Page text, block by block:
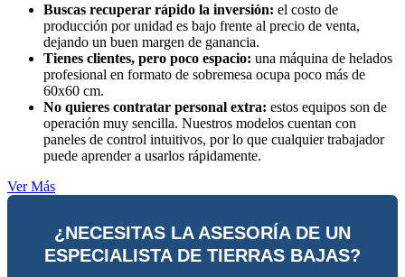
Buscas recuperar rápido la inversión: el costo de
producción por unidad es bajo frente al precio de venta,
dejando un buen margen de ganancia.
Tienes clientes, pero poco espacio: una máquina de helados
profesional en formato de sobremesa ocupa poco más de
60x60 cm.
No quieres contratar personal extra: estos equipos son de
operación muy sencilla. Nuestros modelos cuentan con
paneles de control intuitivos, por lo que cualquier trabajador
puede aprender a usarlos rápidamente.
Ver Más
¿NECESITAS LA ASESORÍA DE UN
ESPECIALISTA DE TIERRAS BAJAS?